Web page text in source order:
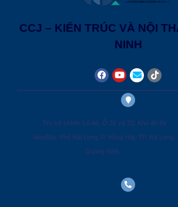
CCJ – KIẾN TRÚC VÀ NỘI
NINH
Trụ sở chính: Lô A8, Ô 31 và 32, Khu đô thị
MonBay, Phố Hải Long, P. Hồng Hải, TP. Hạ Long,
Quảng Ninh